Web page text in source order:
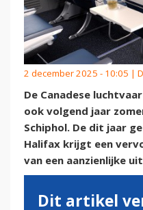
2 december 2025 - 10:05 |
De Canadese
ook volgend jaar
Schiphol. De dit jaar
Halifax krijgt een
van een aanzienlijke
Dit artikel